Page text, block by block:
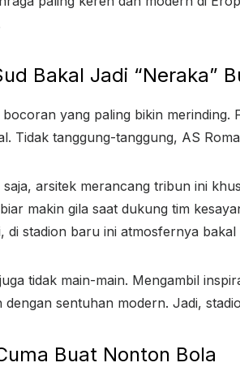
Bakal Jadi “Neraka”
bocoran yang paling bikin merinding.
Tidak tanggung-tanggung, AS
saja, arsitek merancang tribun ini
biar makin gila saat dukung tim
di stadion baru ini atmosfernya bakal
tidak main-main. Mengambil
dengan sentuhan modern. Jadi,
Buat Nonton Bola